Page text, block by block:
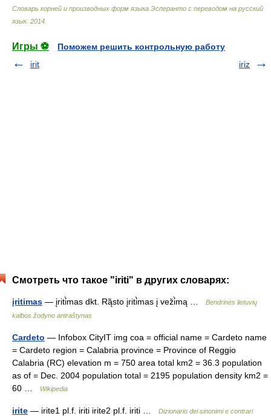
Словарь корней и производных форм языка Эсперанто с переводом на русский
язык. 2014
Игры ⚽
Поможем решить контрольную работу
irit
iriz
Смотреть что такое "iriti" в других словарях:
įritimas — įriti̇̀mas dkt. Rą̃sto įriti̇̀mas į veži̇̀mą …
Bendrinės lietuvių
kalbos žodyno antraštynas
Cardeto — Infobox CityIT img coa = official name = Cardeto name
= Cardeto region = Calabria province = Province of Reggio
Calabria (RC) elevation m = 750 area total km2 = 36.3 population
as of = Dec. 2004 population total = 2195 population density km2 =
60 …
Wikipedia
irite — irite1 pl.f. iriti irite2 pl.f. iriti … Dizionario dei sinonimi e contrari